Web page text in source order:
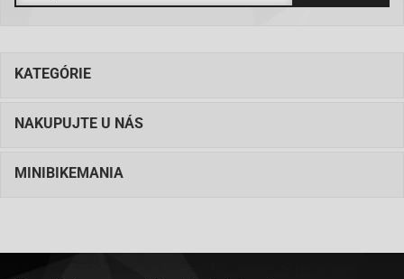
KATEGÓRIE
NAKUPUJTE U NÁS
MINIBIKEMANIA